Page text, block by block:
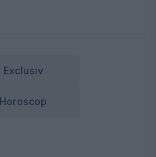
Exclusiv
Horoscop